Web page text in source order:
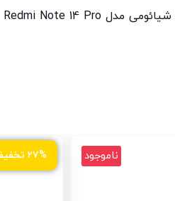
ناموجود ۲۷% تخفیف!